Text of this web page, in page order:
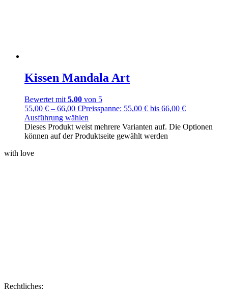
Kissen Mandala Art
Bewertet mit 5.00 von 5
55,00 € – 66,00 €Preisspanne: 55,00 € bis 66,00 €
Ausführung wählen
Dieses Produkt weist mehrere Varianten auf. Die Optionen
können auf der Produktseite gewählt werden
with love
Rechtliches: